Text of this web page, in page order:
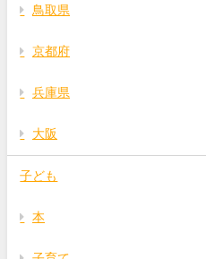
鳥取県
京都府
兵庫県
大阪
子ども
本